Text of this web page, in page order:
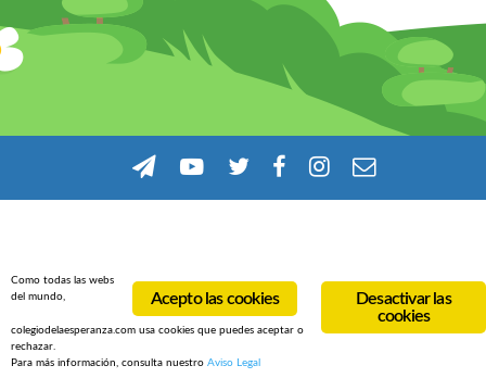
Desactivar las
cookies
Acepto las cookies
Como todas las webs
del mundo,
colegiodelaesperanza.com usa cookies que puedes aceptar o
rechazar.
Para más información, consulta nuestro Aviso Legal